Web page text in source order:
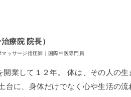
療院 院長）
ッサージ指圧師｜国際中医専門員
開業して１２年。 体は、その人の
台に、身体だけでなく心や生活の